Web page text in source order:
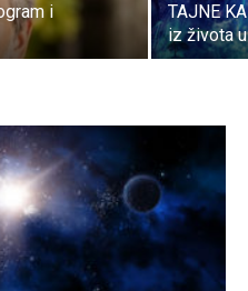
i
TAJNE
iz života